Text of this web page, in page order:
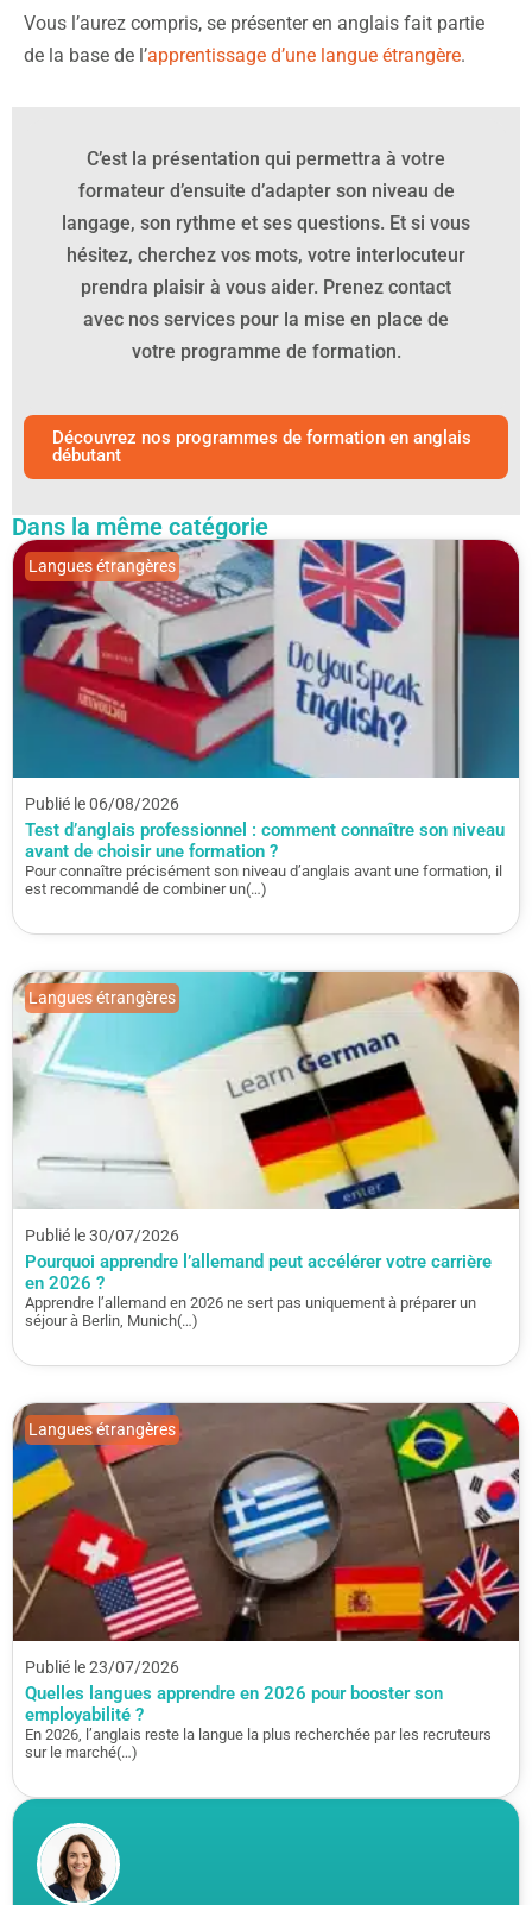
Vous l’aurez compris, se présenter en anglais fait partie
de la base de l’apprentissage d’une langue étrangère.
C’est la présentation qui permettra à votre
formateur d’ensuite d’adapter son niveau de
langage, son rythme et ses questions. Et si vous
hésitez, cherchez vos mots, votre interlocuteur
prendra plaisir à vous aider. Prenez contact
avec nos services pour la mise en place de
votre programme de formation.
Découvrez nos programmes de formation en anglais
débutant
Dans la même catégorie
Publié le 06/08/2026
Test d’anglais professionnel : comment connaître son niveau
avant de choisir une formation ?
Pour connaître précisément son niveau d’anglais avant une formation, il
est recommandé de combiner un(…)
Langues étrangères
Publié le 30/07/2026
Pourquoi apprendre l’allemand peut accélérer votre carrière
en 2026 ?
Apprendre l’allemand en 2026 ne sert pas uniquement à préparer un
séjour à Berlin, Munich(…)
Langues étrangères
Publié le 23/07/2026
Quelles langues apprendre en 2026 pour booster son
employabilité ?
En 2026, l’anglais reste la langue la plus recherchée par les recruteurs
sur le marché(…)
Langues étrangères